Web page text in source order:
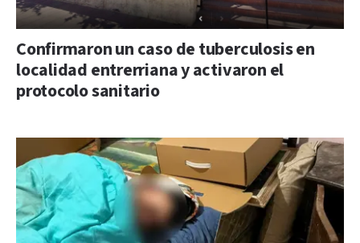
Confirmaron un caso de tuberculosis en
localidad entrerriana y activaron el
protocolo sanitario